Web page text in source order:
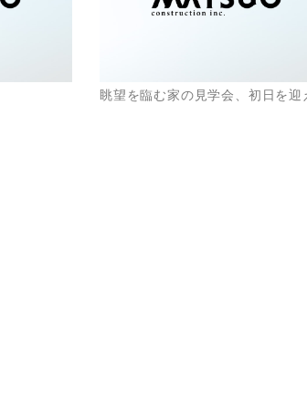
眺望を臨む家の見学会、初日を迎